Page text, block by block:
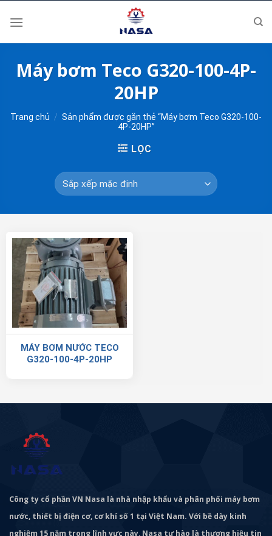
Máy bơm Teco G320-100-4P-
20HP
Trang chủ / Sản phẩm được gắn thẻ “Máy bơm Teco G320-100-
4P-20HP”
LỌC
MÁY BƠM NƯỚC TECO
G320-100-4P-20HP
Công ty cổ phần VN Nasa là nhà nhập khẩu và phân phối máy bơm
nước, thiết bị điện cơ, cơ khí số 1 tại Việt Nam. Với bề dày kinh
nghiệm 15 năm trong lĩnh vực này, Nasa tự hào là thương hiệu tin